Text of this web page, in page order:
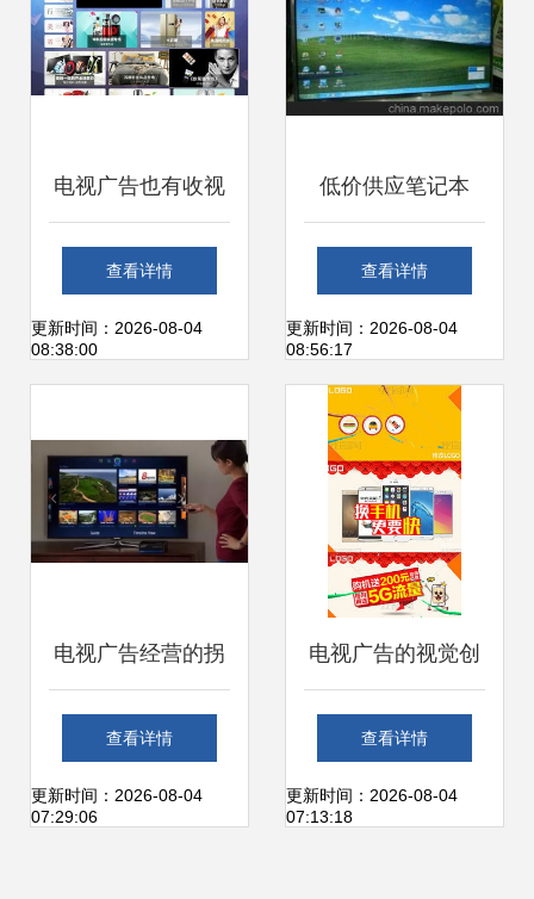
电视广告也有收视
率，你知道吗？
查看详情
更新时间：2026-08-04
08:38:00
低价供应笔记本
LP154WX4数码相
框、电视、DVD工
厂用屏 广告媒介创
新的关键材料
查看详情
更新时间：2026-08-04
08:56:17
电视广告经营的拐
点 技术革命与消费
行为的双重冲击
查看详情
更新时间：2026-08-04
07:29:06
电视广告的视觉创
意 AE专题模板与
图片素材应用指南
查看详情
更新时间：2026-08-04
07:13:18